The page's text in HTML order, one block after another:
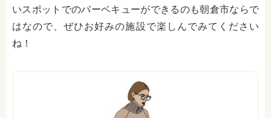
いスポットでのバーベキューができるのも朝倉市ならで
はなので、ぜひお好みの施設で楽しんでみてください
ね！